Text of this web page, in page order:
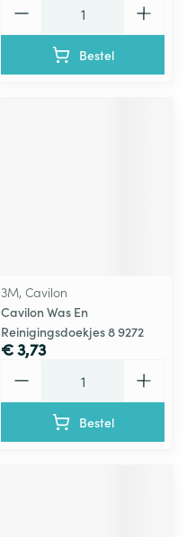
Bestel
3M, Cavilon
Cavilon Was En
Reinigingsdoekjes 8 9272
€ 3,73
Bestel